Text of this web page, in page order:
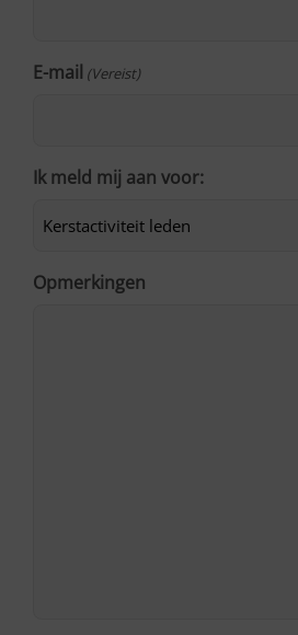
E-mail (Vereist)
Ik meld mij aan voor:
Opmerkingen